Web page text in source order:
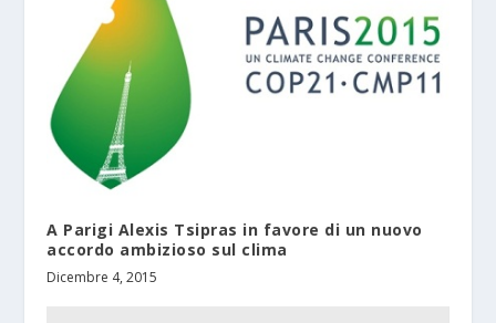
A Parigi Alexis Tsipras in favore di un nuovo
accordo ambizioso sul clima
Dicembre 4, 2015